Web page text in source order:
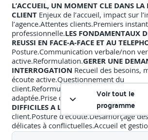
L’ACCUEIL, UN MOMENT CLE DANS LA
CLIENT Enjeux de l’accueil, impact sur
l’agence.Attentes clients.Premiers
professionnelle.LES FONDAMENTAUX
REUSSI EN FACE-A-FACE ET AU
Posture.Communication verbale/non
active.Reformulation.GERER UNE
INTERROGATION Recueil des besoins,
écoute active.Questionnement du
client.Reformulation.Proposition d’une
adaptée.Prise de congés.
GERER LES
DIFFICILES A L’ACCUEIL
Comprendre
client.Posture d’écoute.Désamorçage
délicates à conflictuelles.Accueil et
réclamations.MISE EN SITUATION :
Voir tout le
programme